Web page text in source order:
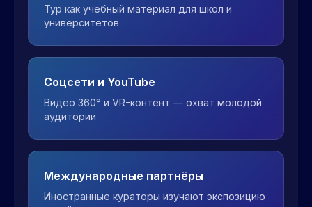
Тур как учебный материал для школ и
университетов
Соцсети и YouTube
Видео 360° и VR-контент — охват молодой
аудитории
Международные партнёры
Иностранные кураторы изучают экспозицию